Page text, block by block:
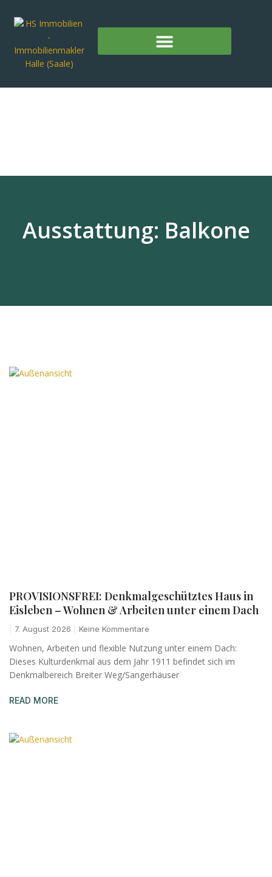
Ausstattung: Balkone
PROVISIONSFREI: Denkmalgeschütztes Haus in
Eisleben – Wohnen & Arbeiten unter einem Dach
7. August 2026 Keine Kommentare
Wohnen, Arbeiten und flexible Nutzung unter einem Dach:
Dieses Kulturdenkmal aus dem Jahr 1911 befindet sich im
Denkmalbereich Breiter Weg/Sangerhäuser
READ MORE